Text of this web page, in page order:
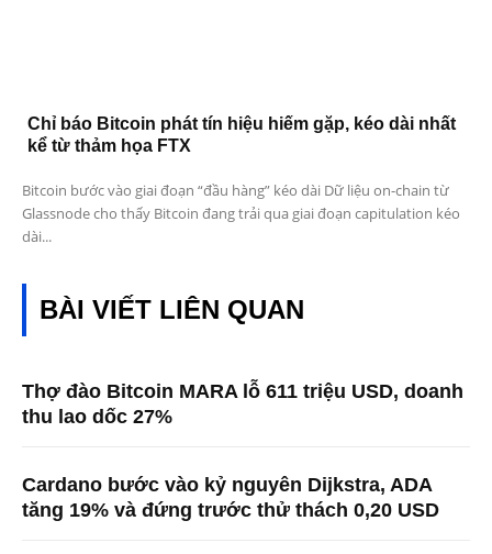
Chỉ báo Bitcoin phát tín hiệu hiếm gặp, kéo dài nhất
kể từ thảm họa FTX
Bitcoin bước vào giai đoạn “đầu hàng” kéo dài Dữ liệu on-chain từ
Glassnode cho thấy Bitcoin đang trải qua giai đoạn capitulation kéo
dài...
BÀI VIẾT LIÊN QUAN
Thợ đào Bitcoin MARA lỗ 611 triệu USD, doanh
thu lao dốc 27%
Cardano bước vào kỷ nguyên Dijkstra, ADA
tăng 19% và đứng trước thử thách 0,20 USD